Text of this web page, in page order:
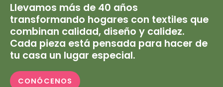
Llevamos más de 40 años
transformando hogares con textiles que
combinan calidad, diseño y calidez.
Cada pieza está pensada para hacer de
tu casa un lugar especial.
CONÓCENOS